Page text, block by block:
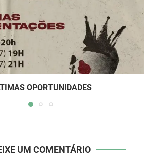
OPORTUNIDADES
UM COMENTÁRIO